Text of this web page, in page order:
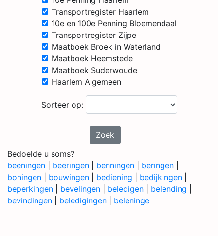
Transportregister Haarlem
10e en 100e Penning Bloemendaal
Transportregister Zijpe
Maatboek Broek in Waterland
Maatboek Heemstede
Maatboek Suderwoude
Haarlem Algemeen
Sorteer op:
Zoek
Bedoelde u soms?
beeningen
beeringen benningen beringen
boningen
bouwingen bediening bedijkingen
beperkingen
bevelingen beledigen belending
bevindingen
beledigingen beleninge